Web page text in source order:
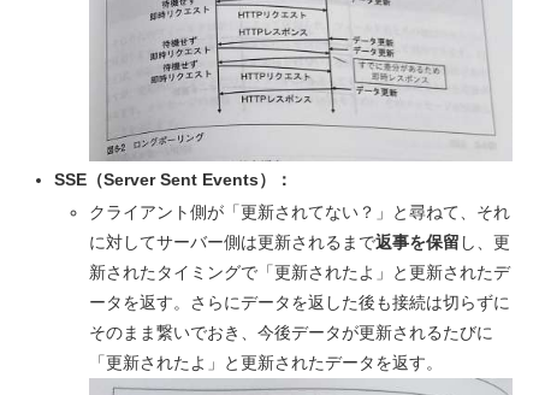
SSE（Server Sent Events）：
クライアント側が「更新されてない？」と尋ねて、それ
に対してサーバー側は更新されるまで返事を保留 し、更
新されたタイミングで「更新されたよ」と更新されたデ
ータを返す。さらにデータを返した後も接続は切らずに
そのまま繋いでおき、今後データが更新されるたびに
「更新されたよ」と更新されたデータを返す。